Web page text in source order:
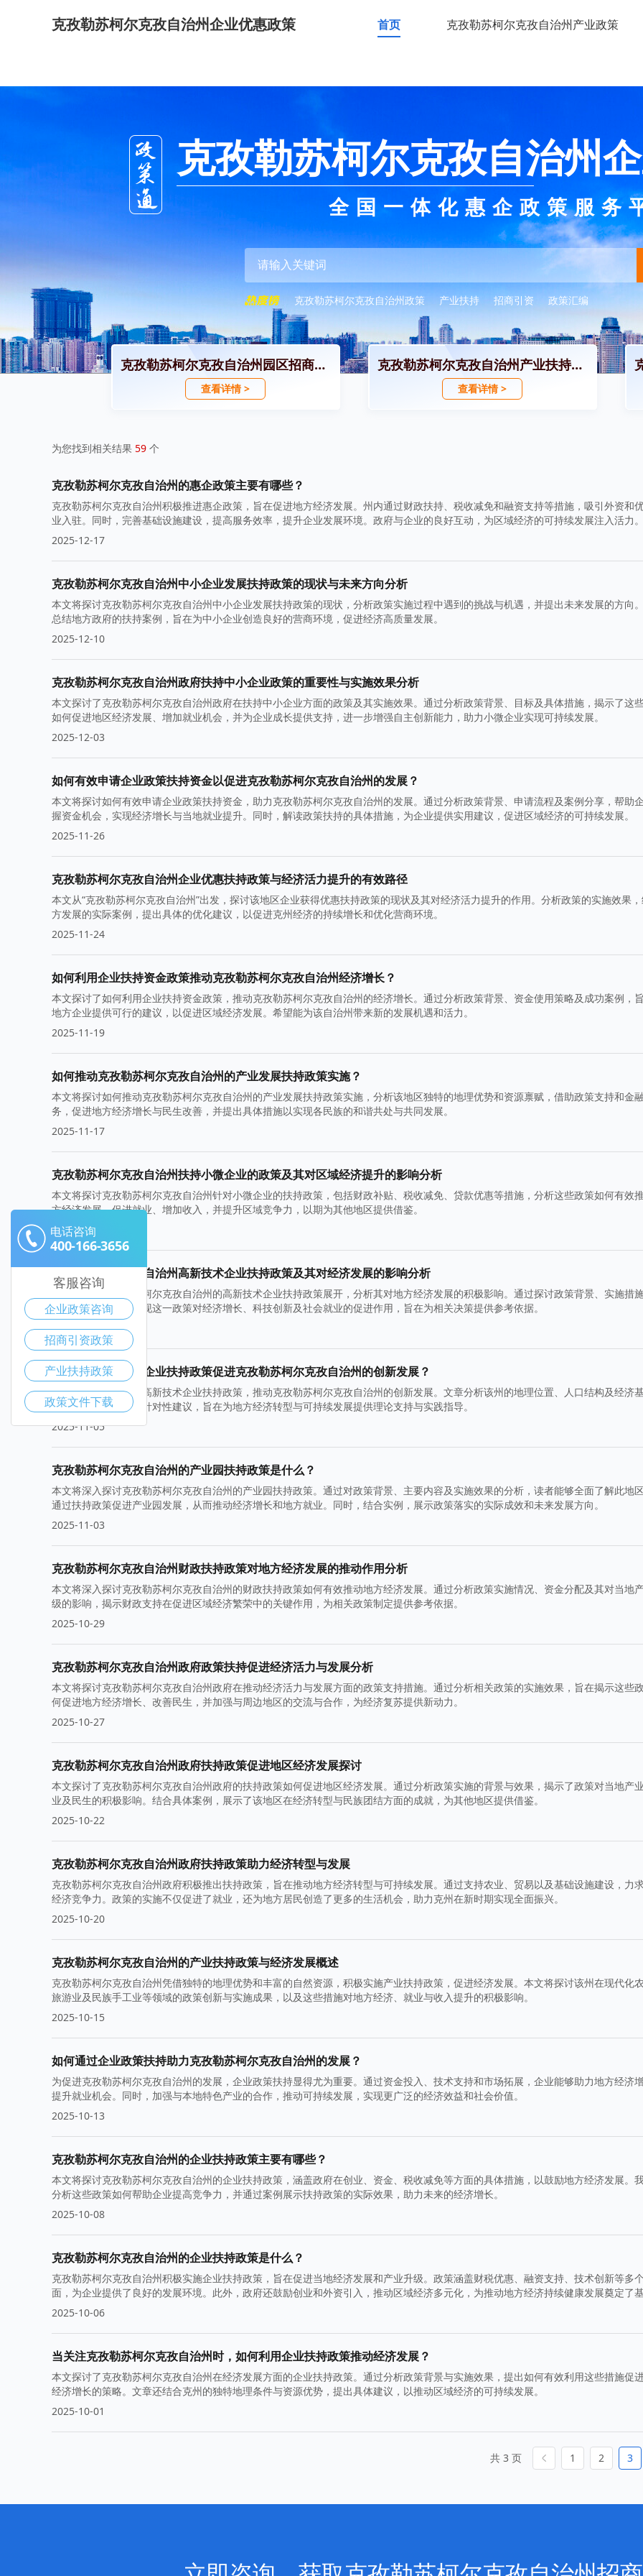
克孜勒苏柯尔克孜自治州企业优惠政策 首页 克孜勒苏柯尔克孜自治州产业政策
克孜勒苏柯尔克孜自治州
全国一体化惠企政策服务
克孜勒苏柯尔克孜自治州政策 产业扶持 招商引资 政策汇编
克孜勒苏柯尔克孜自治州园区招商引资政策
查看详情 >
克孜勒苏柯尔克孜自治州产业扶持政策
查看详情 >
为您找到相关结果 59 个
克孜勒苏柯尔克孜自治州的惠企政策主要有哪些？
克孜勒苏柯尔克孜自治州积极推进惠企政策，旨在促进地方经济发展。州内通过财政扶持、税收减免和融资支持等措施，吸引外资和
业入驻。同时，完善基础设施建设，提高服务效率，提升企业发展环境。政府与企业的良好互动，为区域经济的可持续发展注入活力。
2025-12-17
克孜勒苏柯尔克孜自治州中小企业发展扶持政策的现状与未来方向分析
本文将探讨克孜勒苏柯尔克孜自治州中小企业发展扶持政策的现状，分析政策实施过程中遇到的挑战与机遇，并提出未来发展的方向
总结地方政府的扶持案例，旨在为中小企业创造良好的营商环境，促进经济高质量发展。
2025-12-10
克孜勒苏柯尔克孜自治州政府扶持中小企业政策的重要性与实施效果分析
本文探讨了克孜勒苏柯尔克孜自治州政府在扶持中小企业方面的政策及其实施效果。通过分析政策背景、目标及具体措施，揭示了这
如何促进地区经济发展、增加就业机会，并为企业成长提供支持，进一步增强自主创新能力，助力小微企业实现可持续发展。
2025-12-03
如何有效申请企业政策扶持资金以促进克孜勒苏柯尔克孜自治州的发展？
本文将探讨如何有效申请企业政策扶持资金，助力克孜勒苏柯尔克孜自治州的发展。通过分析政策背景、申请流程及案例分享，帮助
握资金机会，实现经济增长与当地就业提升。同时，解读政策扶持的具体措施，为企业提供实用建议，促进区域经济的可持续发展。
2025-11-26
克孜勒苏柯尔克孜自治州企业优惠扶持政策与经济活力提升的有效路径
本文从“克孜勒苏柯尔克孜自治州”出发，探讨该地区企业获得优惠扶持政策的现状及其对经济活力提升的作用。分析政策的实施效果
方发展的实际案例，提出具体的优化建议，以促进克州经济的持续增长和优化营商环境。
2025-11-24
如何利用企业扶持资金政策推动克孜勒苏柯尔克孜自治州经济增长？
本文探讨了如何利用企业扶持资金政策，推动克孜勒苏柯尔克孜自治州的经济增长。通过分析政策背景、资金使用策略及成功案例，
地方企业提供可行的建议，以促进区域经济发展。希望能为该自治州带来新的发展机遇和活力。
2025-11-19
如何推动克孜勒苏柯尔克孜自治州的产业发展扶持政策实施？
本文将探讨如何推动克孜勒苏柯尔克孜自治州的产业发展扶持政策实施，分析该地区独特的地理优势和资源禀赋，借助政策支持和金
务，促进地方经济增长与民生改善，并提出具体措施以实现各民族的和谐共处与共同发展。
2025-11-17
克孜勒苏柯尔克孜自治州扶持小微企业的政策及其对区域经济提升的影响分析
本文将探讨克孜勒苏柯尔克孜自治州针对小微企业的扶持政策，包括财政补贴、税收减免、贷款优惠等措施，分析这些政策如何有效
方经济发展，促进就业、增加收入，并提升区域竞争力，以期为其他地区提供借鉴。
2025-11-12
克孜勒苏柯尔克孜自治州高新技术企业扶持政策及其对经济发展的影响分析
本文章围绕克孜勒苏柯尔克孜自治州的高新技术企业扶持政策展开，分析其对地方经济发展的积极影响。通过探讨政策背景、实施措
业发展案例，全面体现这一政策对经济增长、科技创新及社会就业的促进作用，旨在为相关决策提供参考依据。
2025-11-10
如何借助高新技术企业扶持政策促进克孜勒苏柯尔克孜自治州的创新发展？
本文探讨了如何运用高新技术企业扶持政策，推动克孜勒苏柯尔克孜自治州的创新发展。文章分析该州的地理位置、人口结构及经济基
结合政策背景，提出针对性建议，旨在为地方经济转型与可持续发展提供理论支持与实践指导。
2025-11-05
克孜勒苏柯尔克孜自治州的产业园扶持政策是什么？
本文将深入探讨克孜勒苏柯尔克孜自治州的产业园扶持政策。通过对政策背景、主要内容及实施效果的分析，读者能够全面了解此地
通过扶持政策促进产业园发展，从而推动经济增长和地方就业。同时，结合实例，展示政策落实的实际成效和未来发展方向。
2025-11-03
克孜勒苏柯尔克孜自治州财政扶持政策对地方经济发展的推动作用分析
本文将深入探讨克孜勒苏柯尔克孜自治州的财政扶持政策如何有效推动地方经济发展。通过分析政策实施情况、资金分配及其对当地
级的影响，揭示财政支持在促进区域经济繁荣中的关键作用，为相关政策制定提供参考依据。
2025-10-29
克孜勒苏柯尔克孜自治州政府政策扶持促进经济活力与发展分析
本文将探讨克孜勒苏柯尔克孜自治州政府在推动经济活力与发展方面的政策支持措施。通过分析相关政策的实施效果，旨在揭示这些
何促进地方经济增长、改善民生，并加强与周边地区的交流与合作，为经济复苏提供新动力。
2025-10-27
克孜勒苏柯尔克孜自治州政府扶持政策促进地区经济发展探讨
本文探讨了克孜勒苏柯尔克孜自治州政府的扶持政策如何促进地区经济发展。通过分析政策实施的背景与效果，揭示了政策对当地产
业及民生的积极影响。结合具体案例，展示了该地区在经济转型与民族团结方面的成就，为其他地区提供借鉴。
2025-10-22
克孜勒苏柯尔克孜自治州政府扶持政策助力经济转型与发展
克孜勒苏柯尔克孜自治州政府积极推出扶持政策，旨在推动地方经济转型与可持续发展。通过支持农业、贸易以及基础设施建设，力
经济竞争力。政策的实施不仅促进了就业，还为地方居民创造了更多的生活机会，助力克州在新时期实现全面振兴。
2025-10-20
克孜勒苏柯尔克孜自治州的产业扶持政策与经济发展概述
克孜勒苏柯尔克孜自治州凭借独特的地理优势和丰富的自然资源，积极实施产业扶持政策，促进经济发展。本文将探讨该州在现代化农
旅游业及民族手工业等领域的政策创新与实施成果，以及这些措施对地方经济、就业与收入提升的积极影响。
2025-10-15
如何通过企业政策扶持助力克孜勒苏柯尔克孜自治州的发展？
为促进克孜勒苏柯尔克孜自治州的发展，企业政策扶持显得尤为重要。通过资金投入、技术支持和市场拓展，企业能够助力地方经济增
提升就业机会。同时，加强与本地特色产业的合作，推动可持续发展，实现更广泛的经济效益和社会价值。
2025-10-13
克孜勒苏柯尔克孜自治州的企业扶持政策主要有哪些？
本文将探讨克孜勒苏柯尔克孜自治州的企业扶持政策，涵盖政府在创业、资金、税收减免等方面的具体措施，以鼓励地方经济发展。
分析这些政策如何帮助企业提高竞争力，并通过案例展示扶持政策的实际效果，助力未来的经济增长。
2025-10-08
克孜勒苏柯尔克孜自治州的企业扶持政策是什么？
克孜勒苏柯尔克孜自治州积极实施企业扶持政策，旨在促进当地经济发展和产业升级。政策涵盖财税优惠、融资支持、技术创新等多
面，为企业提供了良好的发展环境。此外，政府还鼓励创业和外资引入，推动区域经济多元化，为推动地方经济持续健康发展奠定了基
2025-10-06
当关注克孜勒苏柯尔克孜自治州时，如何利用企业扶持政策推动经济发展？
本文探讨了克孜勒苏柯尔克孜自治州在经济发展方面的企业扶持政策。通过分析政策背景与实施效果，提出如何有效利用这些措施促
经济增长的策略。文章还结合克州的独特地理条件与资源优势，提出具体建议，以推动区域经济的可持续发展。
2025-10-01
共 3 页 1 2 3
电话咨询
400-166-3656
客服咨询
企业政策咨询
招商引资政策
产业扶持政策
政策文件下载